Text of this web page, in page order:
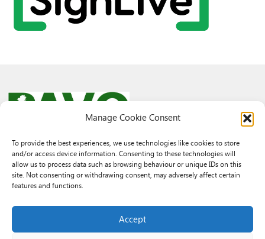
Manage Cookie Consent
To provide the best experiences, we use technologies like cookies to store
and/or access device information. Consenting to these technologies will
allow us to process data such as browsing behaviour or unique IDs on this
site. Not consenting or withdrawing consent, may adversely affect certain
features and functions.
Accept
© 2026 PAVO all rights reserved.
Rhif Elusen Gofrestredig: 1069557. Cwmni Cyfyngedig drwy warant
3522144. Wedi ei gofrestru yng Nghymru.
3522144. Registered in Wales